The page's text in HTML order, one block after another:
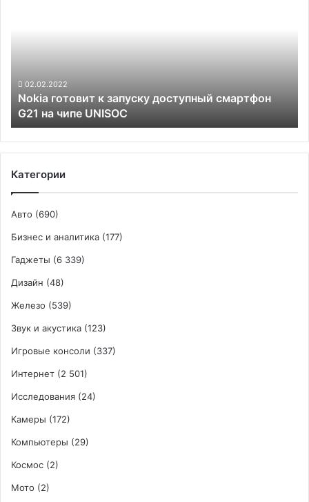
на
чипе
UNISOC
02.02.2022
Nokia готовит к запуску доступный смартфон
G21 на чипе UNISOC
Категории
Авто (690)
Бизнес и аналитика (177)
Гаджеты (6 339)
Дизайн (48)
Железо (539)
Звук и акустика (123)
Игровые консоли (337)
Интернет (2 501)
Исследования (24)
Камеры (172)
Компьютеры (29)
Космос (2)
Мото (2)